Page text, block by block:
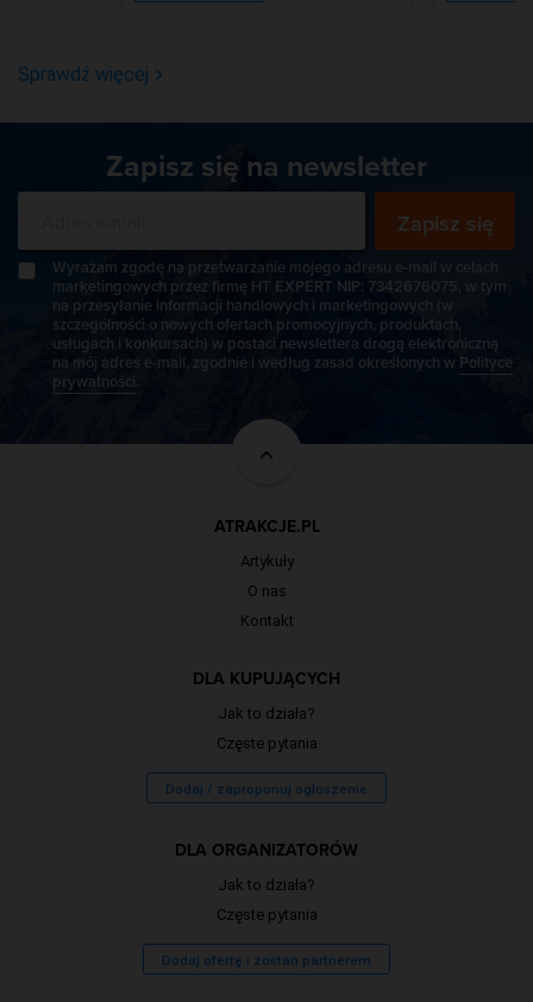
Sprawdź więcej
Zapisz się na newsletter
Zapisz się
Wyrażam zgodę na przetwarzanie mojego adresu e-mail w celach
marketingowych przez firmę HT EXPERT NIP: 7342676075, w tym
na przesyłanie informacji handlowych i marketingowych (w
szczególności o nowych ofertach promocyjnych, produktach,
usługach i konkursach) w postaci newslettera drogą elektroniczną
na mój adres e-mail, zgodnie i według zasad określonych w Polityce
prywatności.
ATRAKCJE.PL
Artykuły
O nas
Kontakt
DLA KUPUJĄCYCH
Jak to działa?
Częste pytania
Dodaj / zaproponuj ogłoszenie
DLA ORGANIZATORÓW
Jak to działa?
Częste pytania
Dodaj ofertę i zostań partnerem